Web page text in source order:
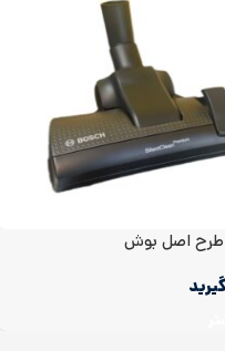
طرح اصل بوش